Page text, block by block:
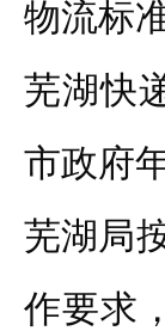
物流标
芜湖快
市政府
芜湖局
作要求